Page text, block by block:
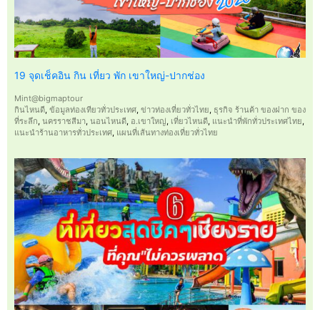
19 จุดเช็คอิน กิน เที่ยว พัก เขาใหญ่-ปากช่อง
Mint@bigmaptour
กินไหนดี ข้อมูลท่องเทียวทั่วประเทศ ข่าวท่องเที่ยวทั่วไทย ธุรกิจ ร้านค้า ของฝาก ของ
ที่ระลึก นครราชสีมา นอนไหนดี อ.เขาใหญ่ เที่ยวไหนดี แนะนำที่พักทั่วประเทศไทย
แนะนำร้านอาหารทั่วประเทศ แผนที่เส้นทางท่องเที่ยวทั่วไทย